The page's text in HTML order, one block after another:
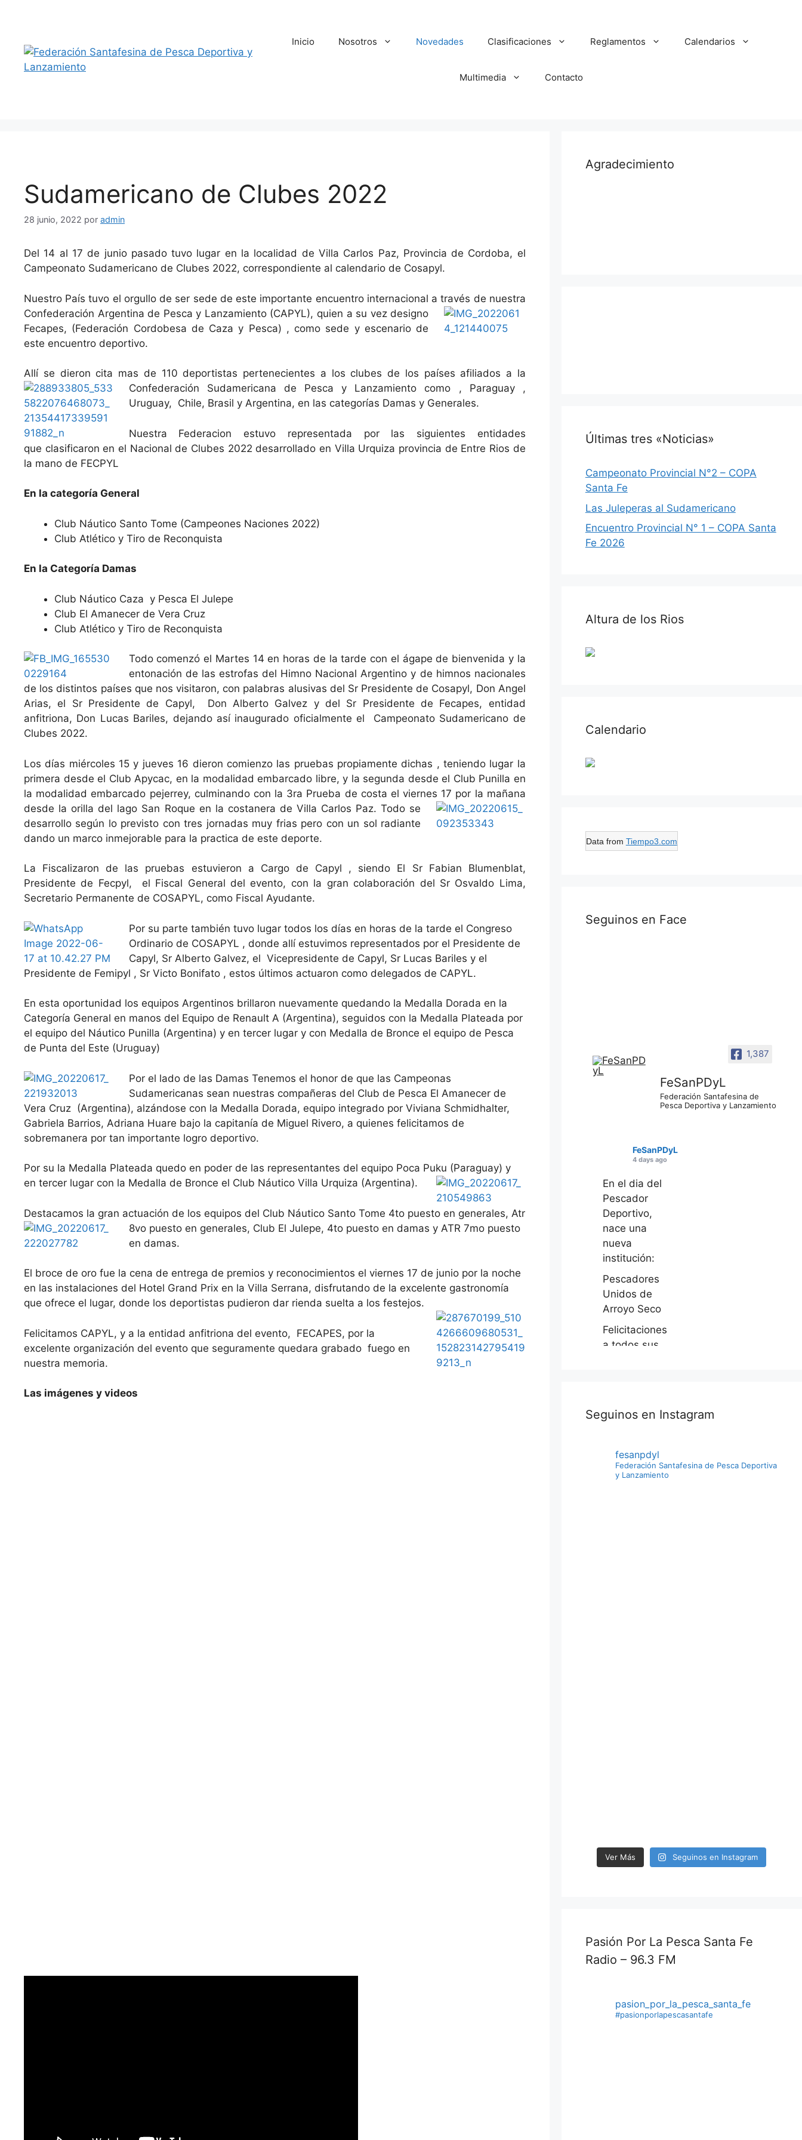
Inicio Nosotros Novedades Clasificaciones Reglamentos Calendarios
Multimedia Contacto
Sudamericano de Clubes 2022
28 junio, 2022 por admin
Del 14 al 17 de junio pasado tuvo lugar en la localidad de Villa Carlos Paz, Provincia de Cordoba, el
Campeonato Sudamericano de Clubes 2022, correspondiente al calendario de Cosapyl.
Nuestro País tuvo el orgullo de ser sede de este importante encuentro internacional a través de nuestra
Confederación Argentina de Pesca y Lanzamiento (CAPYL), quien a su vez designo
Fecapes, (Federación Cordobesa de Caza y Pesca) , como sede y escenario de
este encuentro deportivo.
Allí se dieron cita mas de 110 deportistas pertenecientes a los clubes de los países afiliados a la
Confederación Sudamericana de Pesca y Lanzamiento como , Paraguay ,
Uruguay, Chile, Brasil y Argentina, en las categorías Damas y Generales.
Nuestra Federacion estuvo representada por las siguientes entidades
que clasificaron en el Nacional de Clubes 2022 desarrollado en Villa Urquiza provincia de Entre Rios de
la mano de FECPYL
En la categoría General
Club Náutico Santo Tome (Campeones Naciones 2022)
Club Atlético y Tiro de Reconquista
En la Categoría Damas
Club Náutico Caza y Pesca El Julepe
Club El Amanecer de Vera Cruz
Club Atlético y Tiro de Reconquista
Todo comenzó el Martes 14 en horas de la tarde con el ágape de bienvenida y la
entonación de las estrofas del Himno Nacional Argentino y de himnos nacionales
de los distintos países que nos visitaron, con palabras alusivas del Sr Presidente de Cosapyl, Don Angel
Arias, el Sr Presidente de Capyl, Don Alberto Galvez y del Sr Presidente de Fecapes, entidad
anfitriona, Don Lucas Bariles, dejando así inaugurado oficialmente el Campeonato Sudamericano de
Clubes 2022.
Los días miércoles 15 y jueves 16 dieron comienzo las pruebas propiamente dichas , teniendo lugar la
primera desde el Club Apycac, en la modalidad embarcado libre, y la segunda desde el Club Punilla en
la modalidad embarcado pejerrey, culminando con la 3ra Prueba de costa el viernes 17 por la mañana
desde la orilla del lago San Roque en la costanera de Villa Carlos Paz. Todo se
desarrollo según lo previsto con tres jornadas muy frias pero con un sol radiante
dando un marco inmejorable para la practica de este deporte.
La Fiscalizaron de las pruebas estuvieron a Cargo de Capyl , siendo El Sr Fabian Blumenblat,
Presidente de Fecpyl, el Fiscal General del evento, con la gran colaboración del Sr Osvaldo Lima,
Secretario Permanente de COSAPYL, como Fiscal Ayudante.
Por su parte también tuvo lugar todos los días en horas de la tarde el Congreso
Ordinario de COSAPYL , donde allí estuvimos representados por el Presidente de
Capyl, Sr Alberto Galvez, el Vicepresidente de Capyl, Sr Lucas Bariles y el
Presidente de Femipyl , Sr Victo Bonifato , estos últimos actuaron como delegados de CAPYL.
En esta oportunidad los equipos Argentinos brillaron nuevamente quedando la Medalla Dorada en la
Categoría General en manos del Equipo de Renault A (Argentina), seguidos con la Medalla Plateada por
el equipo del Náutico Punilla (Argentina) y en tercer lugar y con Medalla de Bronce el equipo de Pesca
de Punta del Este (Uruguay)
Por el lado de las Damas Tenemos el honor de que las Campeonas
Sudamericanas sean nuestras compañeras del Club de Pesca El Amanecer de
Vera Cruz (Argentina), alzándose con la Medalla Dorada, equipo integrado por Viviana Schmidhalter,
Gabriela Barrios, Adriana Huare bajo la capitanía de Miguel Rivero, a quienes felicitamos de
sobremanera por tan importante logro deportivo.
Por su la Medalla Plateada quedo en poder de las representantes del equipo Poca Puku (Paraguay) y
en tercer lugar con la Medalla de Bronce el Club Náutico Villa Urquiza (Argentina).
Destacamos la gran actuación de los equipos del Club Náutico Santo Tome 4to puesto en generales, Atr
8vo puestoen generales, Club El Julepe, 4to puesto en damas y ATR 7mo puesto
en damas.
El broce de oro fue la cena de entrega de premios y reconocimientos el viernes 17 de junio por la noche
en las instalaciones del Hotel Grand Prix en la Villa Serrana, disfrutando de la excelente gastronomía
que ofrece el lugar, donde los deportistas pudieron dar rienda suelta a los festejos.
Felicitamos CAPYL, y a la entidad anfitriona del evento, FECAPES, por la
excelente organización del evento que seguramente quedara grabado fuego en
nuestra memoria.
Las imágenes y videos
Agradecimiento
Últimas tres «Noticias»
Campeonato Provincial N°2 – COPA
Santa Fe
Las Juleperas al Sudamericano
Encuentro Provincial N° 1 – COPA Santa
Fe 2026
Altura de los Rios
Calendario
Data from Tiempo3.com
Seguinos en Face
1,387
FeSanPDyL
Federación Santafesina de
Pesca Deportiva y Lanzamiento
FeSanPDyL
4 days ago
En el dia del
Pescador
Deportivo,
nace una
nueva
institución:
Pescadores
Unidos de
Arroyo Seco
Felicitaciones
a todos sus
engrandecimi
deportivo de
esta
actividad
Seguinos en Instagram
fesanpdyl
Federación Santafesina de Pesca Deportiva
y Lanzamiento
Ver Más Seguinos en Instagram
Pasión Por La Pesca Santa Fe
Radio – 96.3 FM
pasion_por_la_pesca_santa_fe
#pasionporlapescasantafe